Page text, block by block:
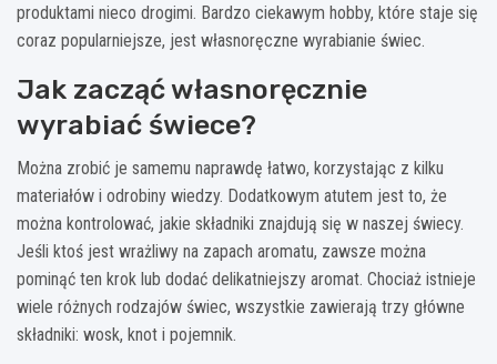
produktami nieco drogimi. Bardzo ciekawym hobby, które staje się
coraz popularniejsze, jest własnoręczne wyrabianie świec.
Jak zacząć własnoręcznie
wyrabiać świece?
Można zrobić je samemu naprawdę łatwo, korzystając z kilku
materiałów i odrobiny wiedzy. Dodatkowym atutem jest to, że
można kontrolować, jakie składniki znajdują się w naszej świecy.
Jeśli ktoś jest wrażliwy na zapach aromatu, zawsze można
pominąć ten krok lub dodać delikatniejszy aromat. Chociaż istnieje
wiele różnych rodzajów świec, wszystkie zawierają trzy główne
składniki: wosk, knot i pojemnik.